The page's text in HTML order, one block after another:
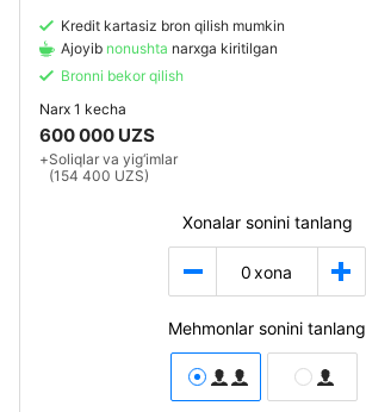
Kredit kartasiz bron qilish mumkin
Ajoyib nonushta narxga kiritilgan
Bronni bekor qilish
Narx 1 kecha
600 000 UZS
+Soliqlar va yig‘imlar
(154 400 UZS)
Xonalar sonini tanlang
0 xona
Mehmonlar sonini tanlang